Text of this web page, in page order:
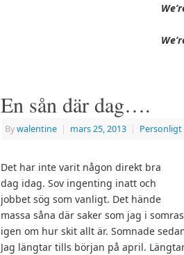
En sån där dag….
Bywalentine | mars 25, 2013 | Personligt
Det har inte varit någon direkt bra
dag idag. Sov ingenting inatt och
jobbet sög som vanligt. Det hände
massa såna där saker som jag i
igen om hur skit allt är. Somnade
Jag längtar tills början på april.